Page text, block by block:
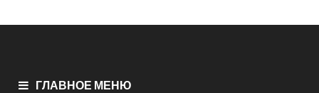
ГЛАВНОЕ МЕНЮ